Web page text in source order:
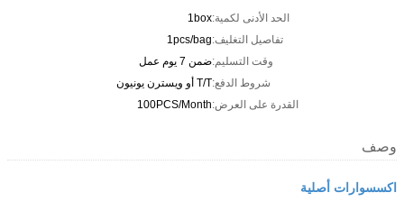
الحد الأدنى لكمية:1box
تفاصيل التغليف:1pcs/bag
وقت التسليم:ضمن 7 يوم عمل
شروط الدفع:T/T أو ويسترن يونيون
القدرة على العرض:100PCS/Month
وصف
اكسسوارات أصلية